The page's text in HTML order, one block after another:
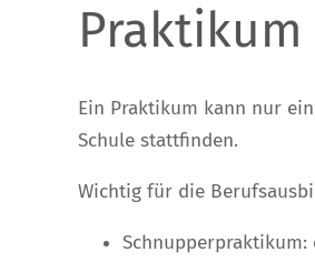
Praktikum
Ein Praktikum kann nur
Schule stattfinden.
Wichtig für die